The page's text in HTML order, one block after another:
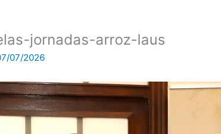
jornadas-arroz-laus
07/2026